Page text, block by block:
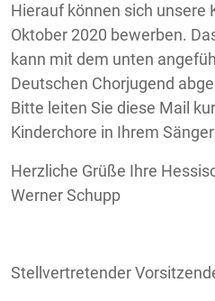
Hierauf können sich unsere
Oktober 2020 bewerben.
kann mit dem unten
Deutschen Chorjugend
Bitte leiten Sie diese Mail
Kinderchore in Ihrem
Herzliche Grüße Ihre
Werner Schupp
Stellvertretender